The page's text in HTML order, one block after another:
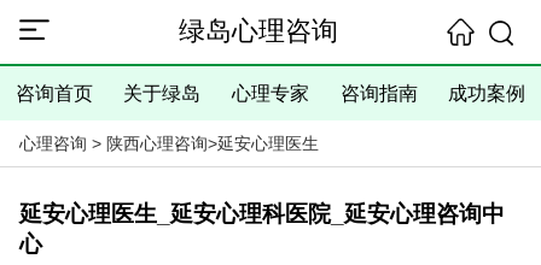
绿岛心理咨询
咨询首页 关于绿岛 心理专家 咨询指南 成功案例
心理咨询 > 陕西心理咨询>延安心理医生
延安心理医生_延安心理科医院_延安心理咨询中
心